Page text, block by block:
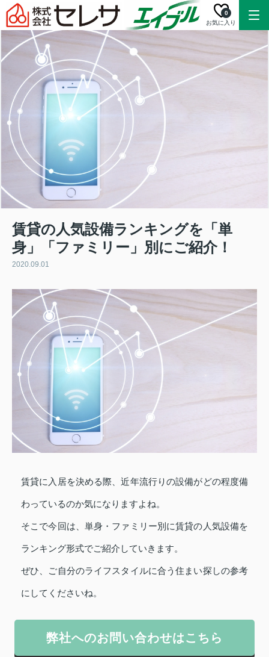
お気に入り
0
賃貸の人気設備ランキングを「単
身」「ファミリー」別にご紹介！
2020.09.01
賃貸に入居を決める際、近年流行りの設備がどの程度備
わっているのか気になりますよね。
そこで今回は、単身・ファミリー別に賃貸の人気設備を
ランキング形式でご紹介していきます。
ぜひ、ご自分のライフスタイルに合う住まい探しの参考
にしてくださいね。
弊社へのお問い合わせはこちら